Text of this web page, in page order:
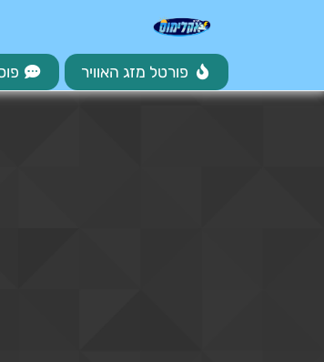
פורטל מזג האוויר